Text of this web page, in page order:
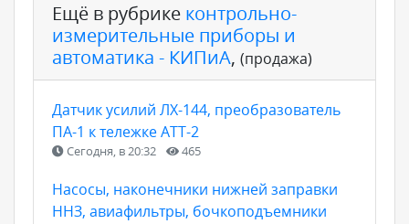
Ещё в рубрике контрольно-
измерительные приборы и
автоматика - КИПиА, (продажа)
Датчик усилий ЛХ-144, преобразователь
ПА-1 к тележке АТТ-2
Сегодня, в 20:32 465
Насосы, наконечники нижней заправки
ННЗ, авиафильтры, бочкоподъемники